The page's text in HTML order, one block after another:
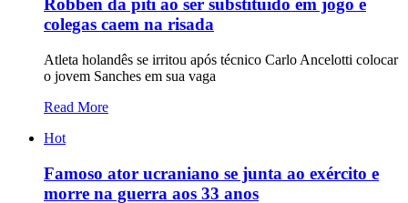
Robben dá piti ao ser substituído em jogo e
colegas caem na risada
Atleta holandês se irritou após técnico Carlo Ancelotti colocar
o jovem Sanches em sua vaga
Read More
Hot
Famoso ator ucraniano se junta ao exército e
morre na guerra aos 33 anos